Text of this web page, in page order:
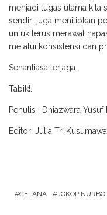
menjadi tugas utama kita
sendiri juga menitipkan
untuk terus merawat
melalui konsistensi dan
Senantiasa terjaga.
Tabik!.
Penulis : Dhiazwara Yusuf
Editor: Julia Tri
CELANA JOKOPINURBO